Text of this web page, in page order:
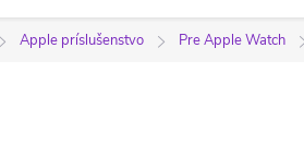
Apple príslušenstvo Pre Apple Watch